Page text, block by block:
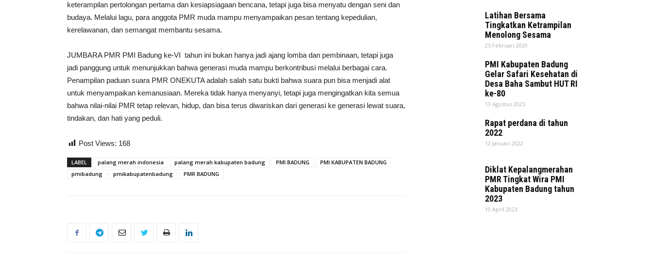
keterampilan pertolongan pertama dan kesiapsiagaan bencana, tetapi juga bisa menyatu dengan seni dan
budaya. Melalui lagu, para anggota PMR muda mampu menyampaikan pesan tentang kepedulian,
kerelawanan, dan semangat membantu sesama.
JUMBARA PMR PMI Badung ke-VI tahun ini bukan hanya jadi ajang lomba dan pembinaan, tetapi juga
jadi panggung untuk menunjukkan bahwa generasi muda mampu berkontribusi melalui berbagai cara.
Penampilan paduan suara PMR ONEKUTA adalah salah satu bukti bahwa suara pun bisa menjadi alat
untuk menyampaikan kemanusiaan. Mereka tidak hanya menyanyi, tetapi juga mengingatkan kita semua
bahwa nilai-nilai PMR tetap relevan, hidup, dan bisa terus diwariskan dari generasi ke generasi lewat suara,
tindakan, dan hati yang peduli.
Post Views: 168
LABEL palang merah indonesia palang merah kabupaten badung PMI BADUNG
PMI KABUPATEN BADUNG
pmibadung
pmikabupatenbadung PMR BADUNG
Latihan Bersama
Tingkatkan Ketrampilan
Menolong Sesama
25 Februari 2020
PMI Kabupaten Badung
Gelar Safari Kesehatan di
Desa Baha Sambut HUT RI
ke-80
13 Agustus 2025
Rapat perdana di tahun
2022
12 Januari 2022
Diklat Kepalangmerahan
PMR Tingkat Wira PMI
Kabupaten Badung tahun
2023
10 April 2023